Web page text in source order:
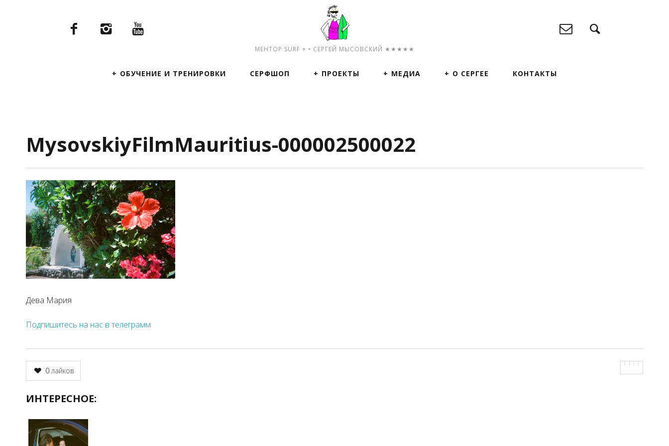
МЕНТОР SURF + • СЕРГЕЙ МЫСОВСКИЙ ★★★★★
ОБУЧЕНИЕ И ТРЕНИРОВКИ СЕРФШОП ПРОЕКТЫ МЕДИА О СЕРГЕЕ КОНТАКТЫ
MysovskiyFilmMauritius-000002500022
Дева Мария
Подпишитесь на нас в телеграмм
0лайков
ИНТЕРЕСНОЕ: